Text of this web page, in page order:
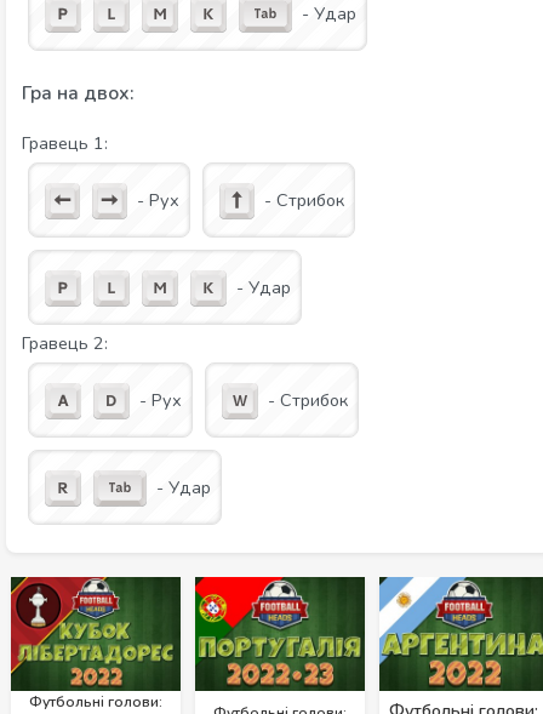
- Удар
Гра на двох:
Гравець 1:
- Рух - Стрибок
- Удар
Гравець 2:
- Рух - Стрибок
- Удар
Футбольні голови: